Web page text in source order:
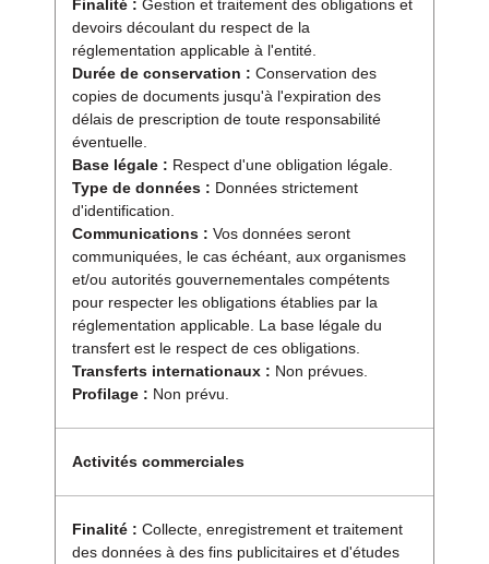
Finalité : Gestion et traitement des obligations et
devoirs découlant du respect de la
réglementation applicable à l'entité.
Durée de conservation : Conservation des
copies de documents jusqu'à l'expiration des
délais de prescription de toute responsabilité
éventuelle.
Base légale : Respect d'une obligation légale.
Type de données : Données strictement
d'identification.
Communications : Vos données seront
communiquées, le cas échéant, aux organismes
et/ou autorités gouvernementales compétents
pour respecter les obligations établies par la
réglementation applicable. La base légale du
transfert est le respect de ces obligations.
Transferts internationaux : Non prévues.
Profilage : Non prévu.
Activités commerciales
Finalité : Collecte, enregistrement et traitement
des données à des fins publicitaires et d'études